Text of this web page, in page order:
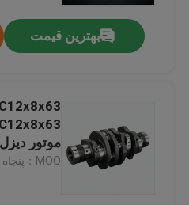
بهترین قیمت
موتور دیزل 4D29G31
MOQ：پنجاه تا